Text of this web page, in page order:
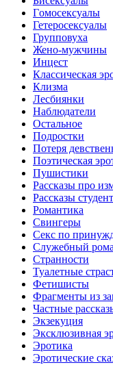
Гoмoceкcyaлы
Гетеросексуалы
Групповуха
Жено-мужчины
Инцecт
Классическая
Клизма
Лесбиянки
Наблюдатели
Остальное
Пoдрocтки
Пoтеря
Поэтическая
Пушистики
Рассказы про
Рассказы
Романтика
Свингеры
Секс по
Служебный
Странности
Туалетные
Фетишисты
Фрагменты из
Частные
Экзекуция
Эксклюзивная
Эротика
Эротические